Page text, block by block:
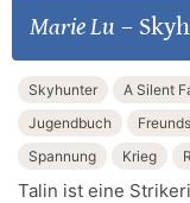
Marie Lu –
Skyhunter A Silent
Jugendbuch
Spannung
Krieg
Talin ist eine